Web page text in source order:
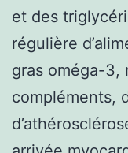
et des
régulière
gras oméga-3,
compléments,